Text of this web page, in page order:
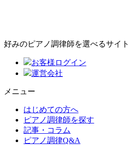
好みのピアノ調律師を選べるサイト
お客様ログイン
運営会社
メニュー
はじめての方へ
ピアノ調律師を探す
記事・コラム
ピアノ調律Q&A